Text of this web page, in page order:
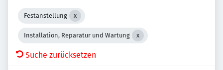
Festanstellung
Installation, Reparatur und Wartung
Suche zurücksetzen